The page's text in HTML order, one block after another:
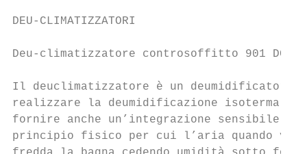
DEU-CLIMATIZZATORI
Deu-climatizzatore controsoffitto 901
Il deuclimatizzatore è un
realizzare la deumidificazione isoterma
fornire anche un’integrazione sensibile;
principio fisico per cui l’aria quando